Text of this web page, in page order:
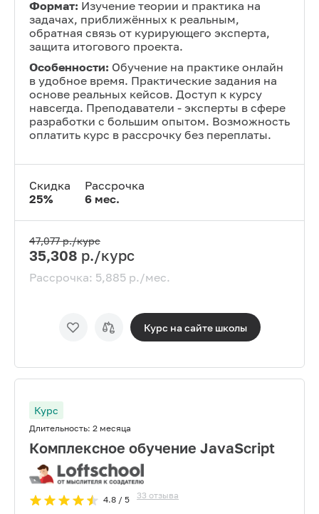
Формат: Изучение теории и практика на
задачах, приближённых к реальным,
обратная связь от курирующего эксперта,
защита итогового проекта.
Особенности: Обучение на практике онлайн
в удобное время. Практические задания на
основе реальных кейсов. Доступ к курсу
навсегда. Преподаватели - эксперты в сфере
разработки с большим опытом. Возможность
оплатить курс в рассрочку без переплаты.
Скидка
25%
Рассрочка
6 мес.
47,077р./курс
35,308 р./курс
Рассрочка: 5,885 р./мес.
Курс на сайте школы
Курс
Длительность: 2 месяца
Комплексное обучение JavaScript
4.8/ 5 33 отзыва